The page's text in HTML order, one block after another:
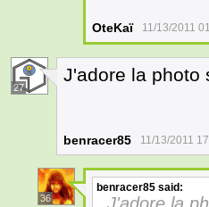
OteKaï 11/13/2011
27
J'adore la photo
benracer85 11/13/2011
36
benracer85 said: